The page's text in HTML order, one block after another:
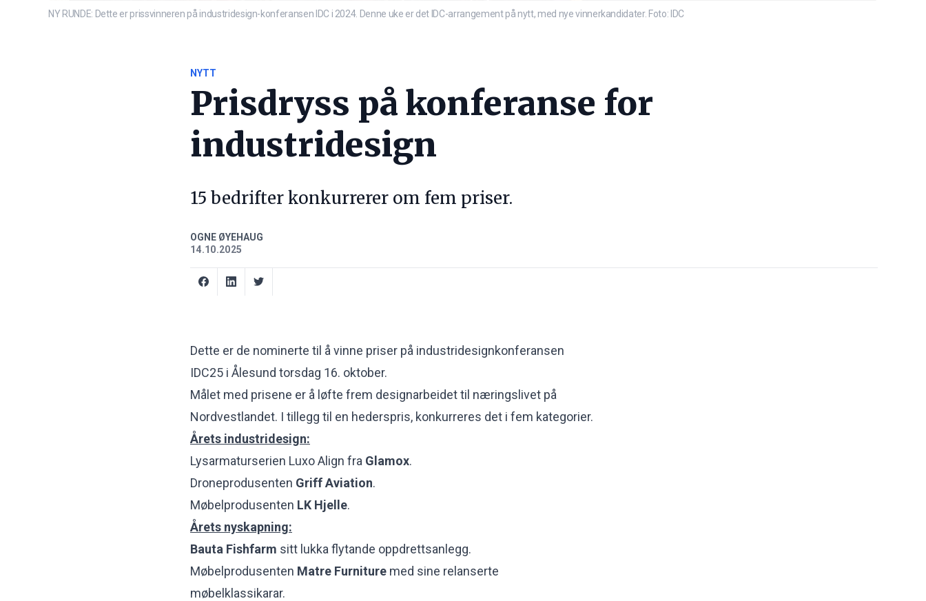
NY RUNDE: Dette er prissvinneren på industridesign-konferansen IDC i 2024. Denne uke er det IDC-arrangement på nytt, med nye vinnerkandidater. Foto: IDC
NYTT
Prisdryss på konferanse for
industridesign
15 bedrifter konkurrerer om fem priser.
OGNE ØYEHAUG
14.10.2025
Dette er de nominerte til å vinne priser på industridesignkonferansen
IDC25 i Ålesund torsdag 16. oktober.
Målet med prisene er å løfte frem designarbeidet til næringslivet på
Nordvestlandet. I tillegg til en hederspris, konkurreres det i fem kategorier.
Årets industridesign:
Lysarmaturserien Luxo Align fra Glamox.
Droneprodusenten Griff Aviation.
Møbelprodusenten LK Hjelle.
Årets nyskapning:
Bauta Fishfarm sitt lukka flytande oppdrettsanlegg.
Møbelprodusenten Matre Furniture med sine relanserte
møbelklassikarar.